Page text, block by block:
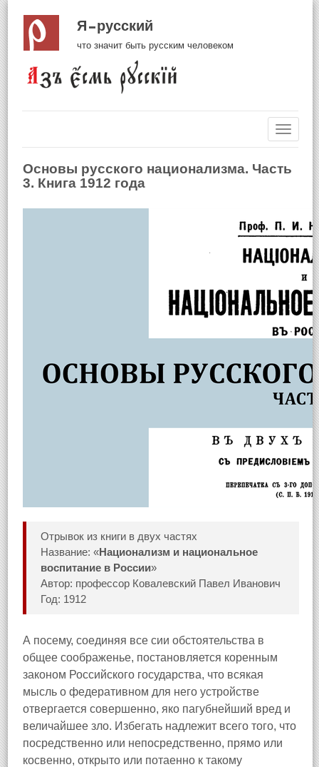
Я русский
что значит быть русским человеком
Основы русского национализма. Часть
3. Книга 1912 года
Отрывок из книги в двух частях
Название: «Национализм и национальное
воспитание в России»
Автор: профессор Ковалевский Павел Иванович
Год: 1912
А посему, соединяя все сии обстоятельства в
общее соображенье, постановляется коренным
законом Российского государства, что всякая
мысль о федеративном для него устройстве
отвергается совершенно, яко пагубнейший вред и
величайшее зло. Избегать надлежит всего того, что
посредственно или непосредственно, прямо или
косвенно, открыто или потаенно к такому